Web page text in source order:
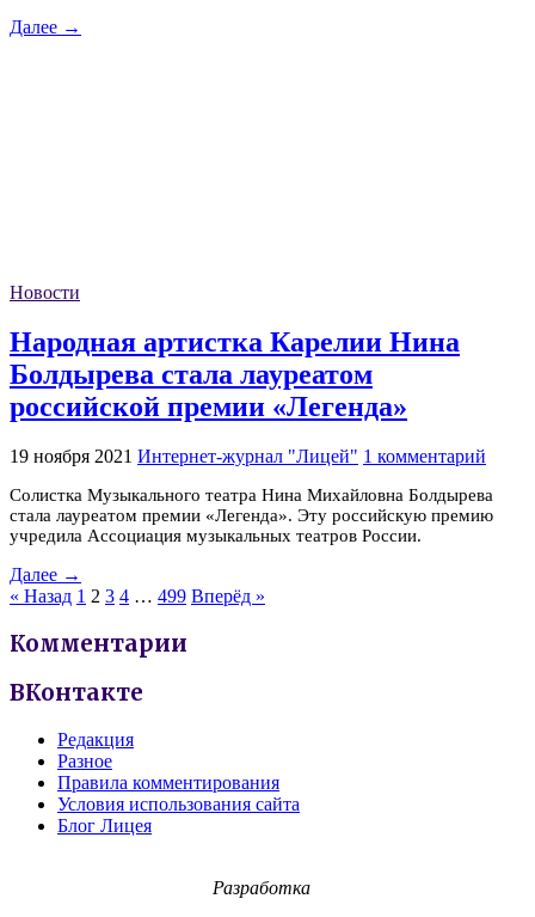
Далее →
Новости
Народная артистка Карелии Нина
Болдырева стала лауреатом
российской премии «Легенда»
19 ноября 2021 Интернет-журнал "Лицей" 1 комментарий
Солистка Музыкального театра Нина Михайловна Болдырева
стала лауреатом премии «Легенда». Эту российскую премию
учредила Ассоциация музыкальных театров России.
Далее →
« Назад 1 2 3 4 … 499 Вперёд »
Комментарии
ВКонтакте
Редакция
Разное
Правила комментирования
Условия использования сайта
Блог Лицея
Разработка